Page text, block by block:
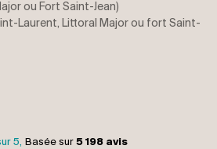
ou Fort Saint-Jean)
Laurent, Littoral Major ou fort Saint-
5, Basée sur 5 198 avis